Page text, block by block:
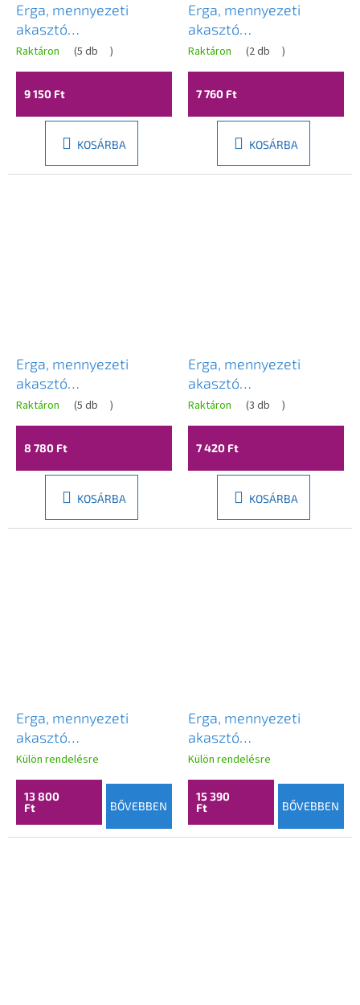
Erga, mennyezeti
akasztó
ruhaszárításhoz 7x90
cm, fekete, ERG-SEP-
10SUSSU7PCZ90
Raktáron (5 db )
9 150 Ft
KOSÁRBA
Erga, mennyezeti
akasztó
ruhaszárításhoz 7x90
cm, fehér, ERG-SEP-
10SUSSUF0097P
Raktáron (2 db )
7 760 Ft
KOSÁRBA
Erga, mennyezeti
akasztó
ruhaszárításhoz 7x80
cm, fekete, ERG-SEP-
10SUSSU7PCZ80
Raktáron (5 db )
8 780 Ft
KOSÁRBA
Erga, mennyezeti
akasztó
ruhaszárításhoz 7x80
cm, fehér, ERG-SEP-
10SUSSUF0087P
Raktáron (3 db )
7 420 Ft
KOSÁRBA
Erga, mennyezeti
akasztó
ruhaszárításhoz 7x200
cm, fehér, ERG-SEP-
10SUSSUF2007P
Külön rendelésre
13 800
Ft
BŐVEBBEN
Erga, mennyezeti
akasztó
ruhaszárításhoz 7x190
cm, fekete, ERG-SEP-
10SUSSU7PCZ19
Külön rendelésre
15 390
Ft
BŐVEBBEN